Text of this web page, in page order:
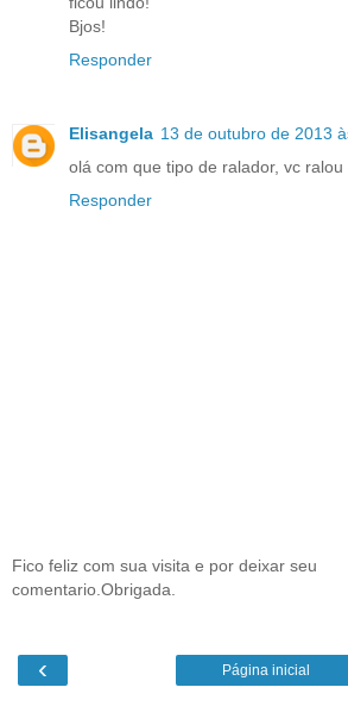
Bjos!
Responder
Elisangela 13 de outubro de 2013
olá com que tipo de ralador, vc
Responder
Fico feliz com sua visita e por deixar seu
comentario.Obrigada.
‹ Página inicial